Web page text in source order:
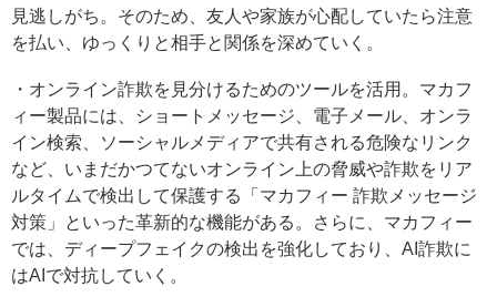
見逃しがち。そのため、友人や家族が心配していたら注意
を払い、ゆっくりと相手と関係を深めていく。
・オンライン詐欺を見分けるためのツールを活用。マカフ
ィー製品には、ショートメッセージ、電子メール、オンラ
イン検索、ソーシャルメディアで共有される危険なリンク
など、いまだかつてないオンライン上の脅威や詐欺をリア
ルタイムで検出して保護する「マカフィー 詐欺メッセージ
対策」といった革新的な機能がある。さらに、マカフィー
では、ディープフェイクの検出を強化しており、AI詐欺に
はAIで対抗していく。